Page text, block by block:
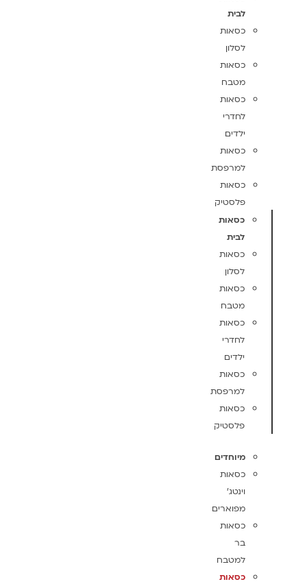
לבית
כסאות
לסלון
כסאות
מטבח
כסאות
לחדרי
ילדים
כסאות
למרפסת
כסאות
פלסטיק
כסאות
לבית
כסאות
לסלון
כסאות
מטבח
כסאות
לחדרי
ילדים
כסאות
למרפסת
כסאות
פלסטיק
מיוחדים
כסאות
וינטג'
מפוארים
כסאות
בר
למטבח
כסאות